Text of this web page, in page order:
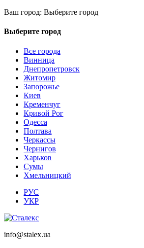
Ваш город: Выберите город
Выберите город
Все города
Винница
Днепропетровск
Житомир
Запорожье
Киев
Кременчуг
Кривой Рог
Одесса
Полтава
Черкассы
Чернигов
Харьков
Сумы
Хмельницкий
РУС
УКР
info@stalex.ua